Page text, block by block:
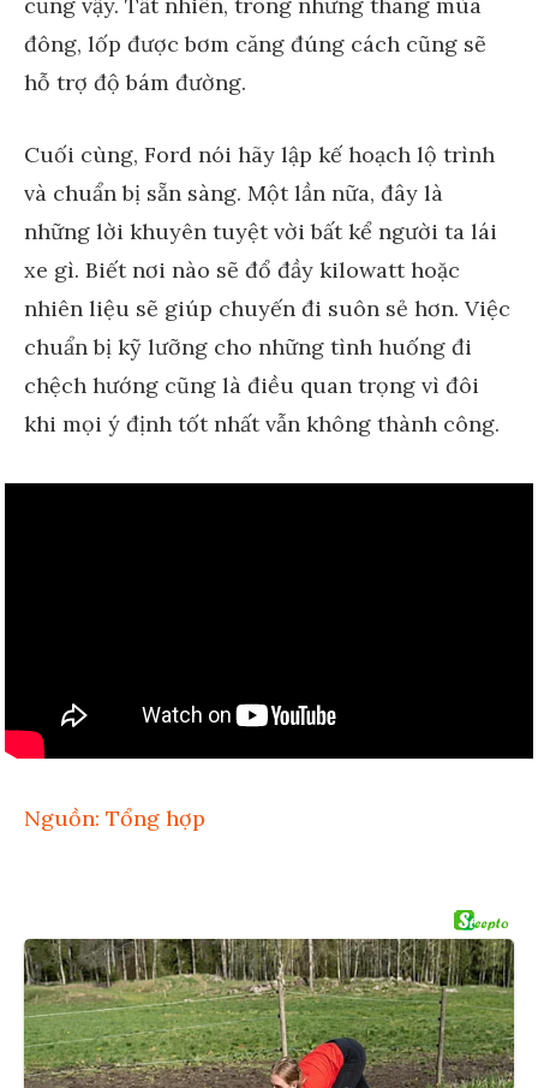
đông, lốp được bơm căng đúng cách cũng sẽ
hỗ trợ độ bám đường.
Cuối cùng, Ford nói hãy lập kế hoạch lộ trình
và chuẩn bị sẵn sàng. Một lần nữa, đây là
những lời khuyên tuyệt vời bất kể người ta lái
xe gì. Biết nơi nào sẽ đổ đầy kilowatt hoặc
nhiên liệu sẽ giúp chuyến đi suôn sẻ hơn. Việc
chuẩn bị kỹ lưỡng cho những tình huống đi
chệch hướng cũng là điều quan trọng vì đôi
khi mọi ý định tốt nhất vẫn không thành công.
Nguồn: Tổng hợp